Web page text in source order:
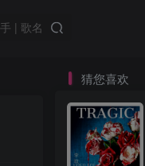
猜您喜欢